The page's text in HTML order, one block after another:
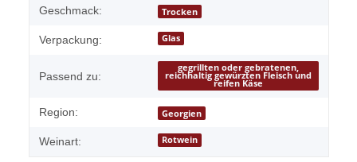
Geschmack: Trocken
Verpackung: Glas
Passend zu:
gegrillten oder gebratenen,
reichhaltig gewürzten Fleisch und
reifen Käse
Region: Georgien
Weinart: Rotwein